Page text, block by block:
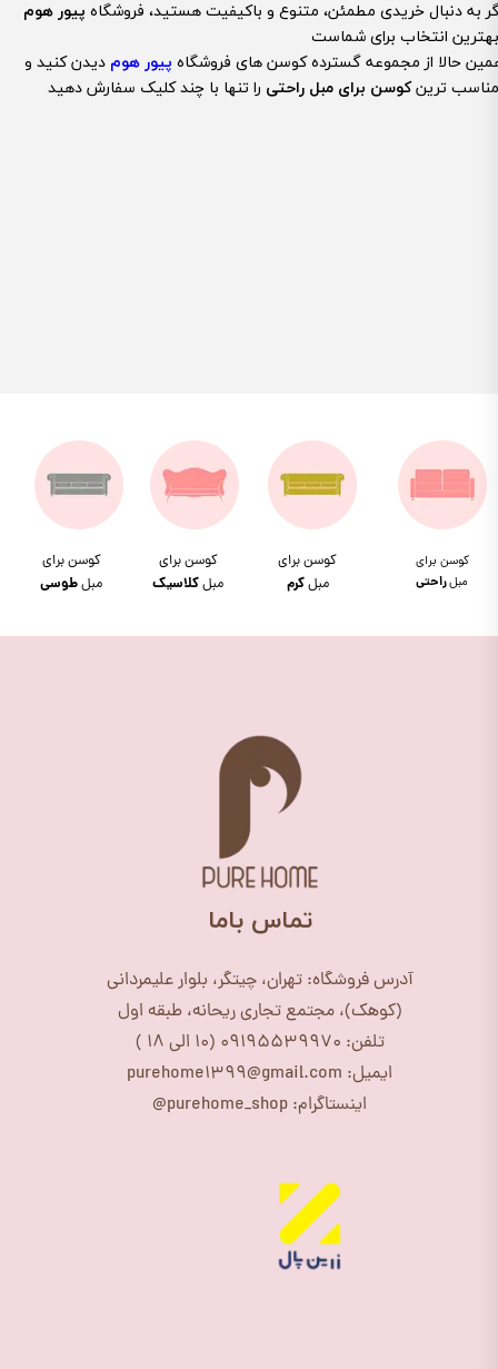
به دنبال خریدی مطمئن، متنوع و باکیفیت هستید، فروشگاه پیور هوم
حالا از مجموعه گسترده کوسن های فروشگاه پیور هوم دیدن کنید و
مناسب ترینکوسن برای مبل راحتی
کوسن برای
مبلطوسی
کوسن برای
مبلکرم
کوسن برای
مبلکلاسیک
کوسن برای
مبلراحتی
​تماس باما
آدرس فروشگاه: تهران، چیتگر، بلوار علیمردانی
(کوهک)، مجتمع تجاری ریحانه، طبقه اول
تلفن: 09195539970 (10 الی 18 )
ایمیل: purehome1399@gmail.com
اینستاگرام: purehome_shop@